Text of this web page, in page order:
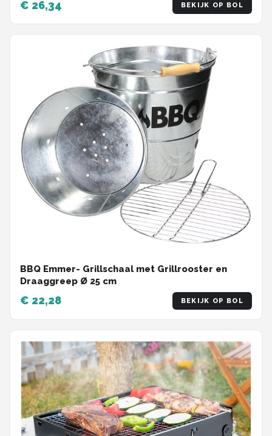
€ 26,34 BEKIJK OP BOL
BBQ Emmer- Grillschaal met Grillrooster en
Draaggreep Ø 25 cm
€ 22,28 BEKIJK OP BOL